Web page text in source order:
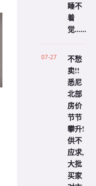
睡不
着
觉......
07-27
不愁
卖!!
悉尼
北部
房价
节节
攀升!
供不
应求,
大批
买家